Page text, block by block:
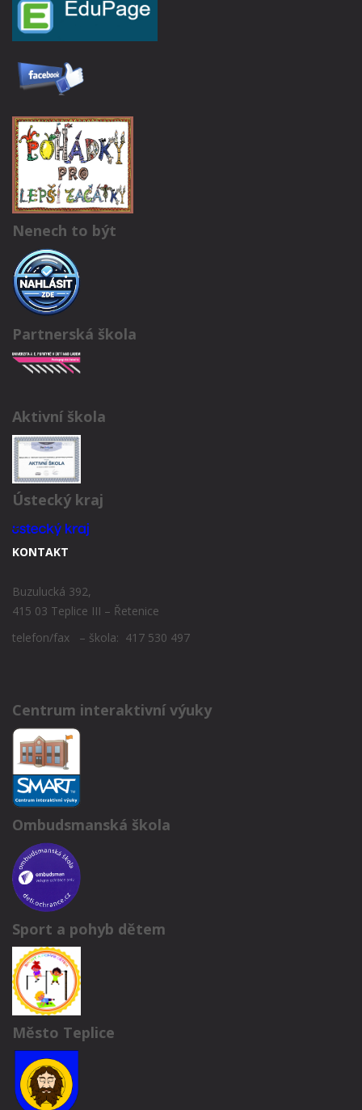
Nenech to být
Partnerská škola
Aktivní škola
Ústecký kraj
KONTAKT
Buzulucká 392,
415 03 Teplice III – Řetenice
telefon/fax – škola: 417 530 497
Centrum interaktivní výuky
Ombudsmanská škola
Sport a pohyb dětem
Město Teplice